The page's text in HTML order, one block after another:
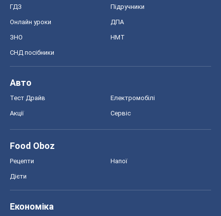
ГДЗ Підручники
Онлайн уроки ДПА
ЗНО НМТ
СНД посібники
Авто
Тест Драйв Електромобілі
Акції Сервіс
Food Oboz
Рецепти Напої
Дієти
Економіка